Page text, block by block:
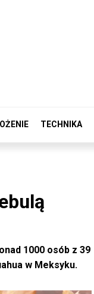
TECHNIKA
1000 osób z 39
w Meksyku.